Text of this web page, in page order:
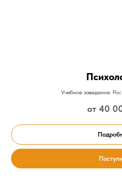
Учебное заведение:
от 40